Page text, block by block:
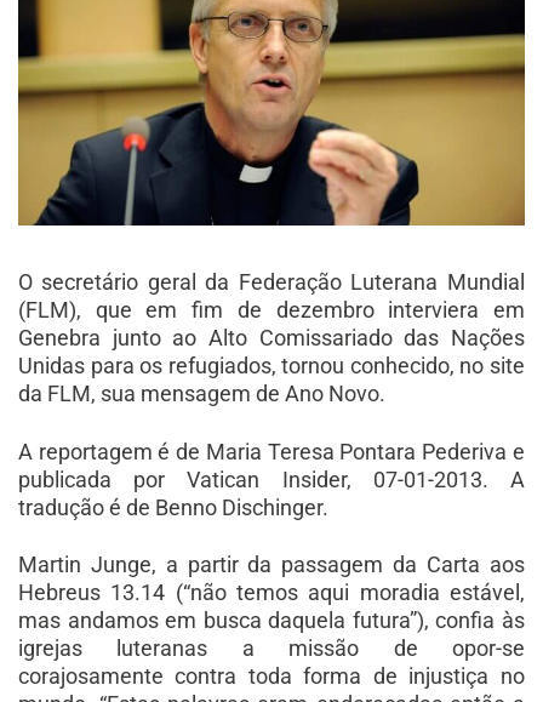
O secretário geral da Federação Luterana Mundial
(FLM), que em fim de dezembro interviera em
Genebra junto ao Alto Comissariado das Nações
Unidas para os refugiados, tornou conhecido, no site
da FLM, sua mensagem de Ano Novo.
A reportagem é de Maria Teresa Pontara Pederiva e
publicada por Vatican Insider, 07-01-2013. A
tradução é de Benno Dischinger.
Martin Junge, a partir da passagem da Carta aos
Hebreus 13.14 (“não temos aqui moradia estável,
mas andamos em busca daquela futura”), confia às
igrejas luteranas a missão de opor-se
corajosamente contra toda forma de injustiça no